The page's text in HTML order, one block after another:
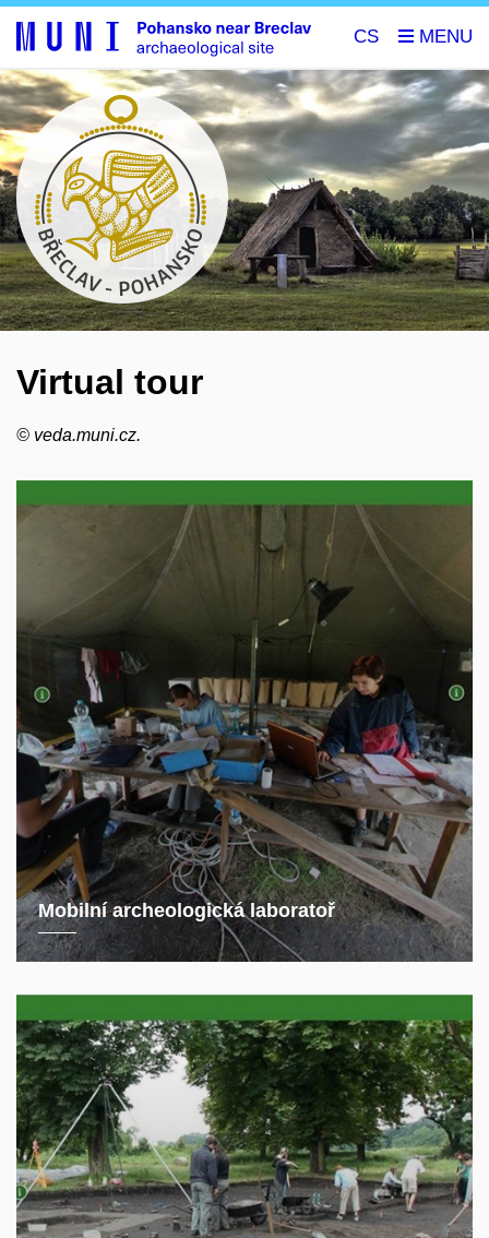
CS
Virtual tour
© veda.muni.cz.
Mobilní archeologická laboratoř